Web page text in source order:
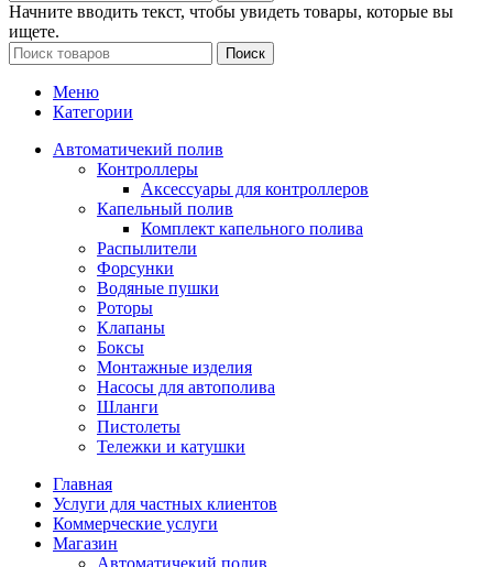
Начните вводить текст, чтобы увидеть товары, которые вы
ищете.
Поиск
Меню
Категории
Автоматичекий полив
Контроллеры
Аксессуары для контроллеров
Капельный полив
Комплект капельного полива
Распылители
Форсунки
Водяные пушки
Роторы
Клапаны
Боксы
Монтажные изделия
Насосы для автополива
Шланги
Пистолеты
Тележки и катушки
Главная
Услуги для частных клиентов
Коммерческие услуги
Магазин
Автоматичекий полив